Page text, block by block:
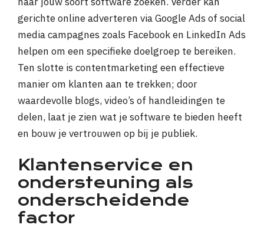
gerichte online adverteren via Google Ads of social
media campagnes zoals Facebook en LinkedIn Ads
helpen om een specifieke doelgroep te bereiken.
Ten slotte is contentmarketing een effectieve
manier om klanten aan te trekken; door
waardevolle blogs, video’s of handleidingen te
delen, laat je zien wat je software te bieden heeft
en bouw je vertrouwen op bij je publiek.
Klantenservice en
ondersteuning als
onderscheidende
factor